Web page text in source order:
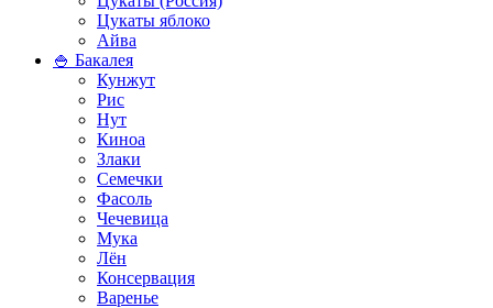
Цукаты яблоко
Айва
🍚 Бакалея
Кунжут
Рис
Нут
Киноа
Злаки
Семечки
Фасоль
Чечевица
Мука
Лён
Консервация
Варенье